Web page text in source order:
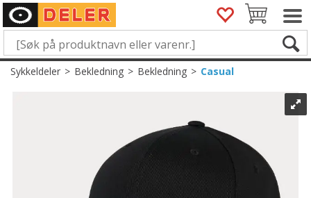
Sykkeldeler>Bekledning>Bekledning>Casual